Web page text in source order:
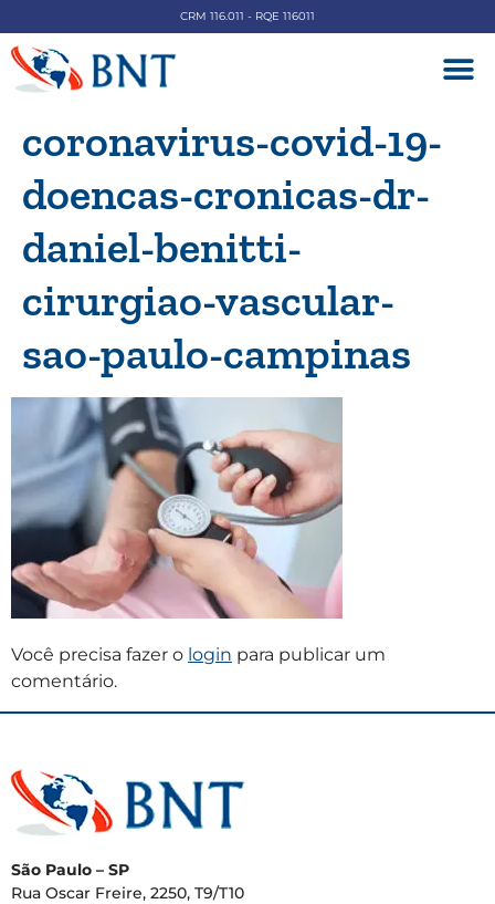
CRM 116.011 - RQE 116011
coronavirus-covid-19-
doencas-cronicas-dr-
daniel-benitti-
cirurgiao-vascular-
sao-paulo-campinas
Você precisa fazer o login para publicar um
comentário.
São Paulo – SP
Rua Oscar Freire, 2250, T9/T10